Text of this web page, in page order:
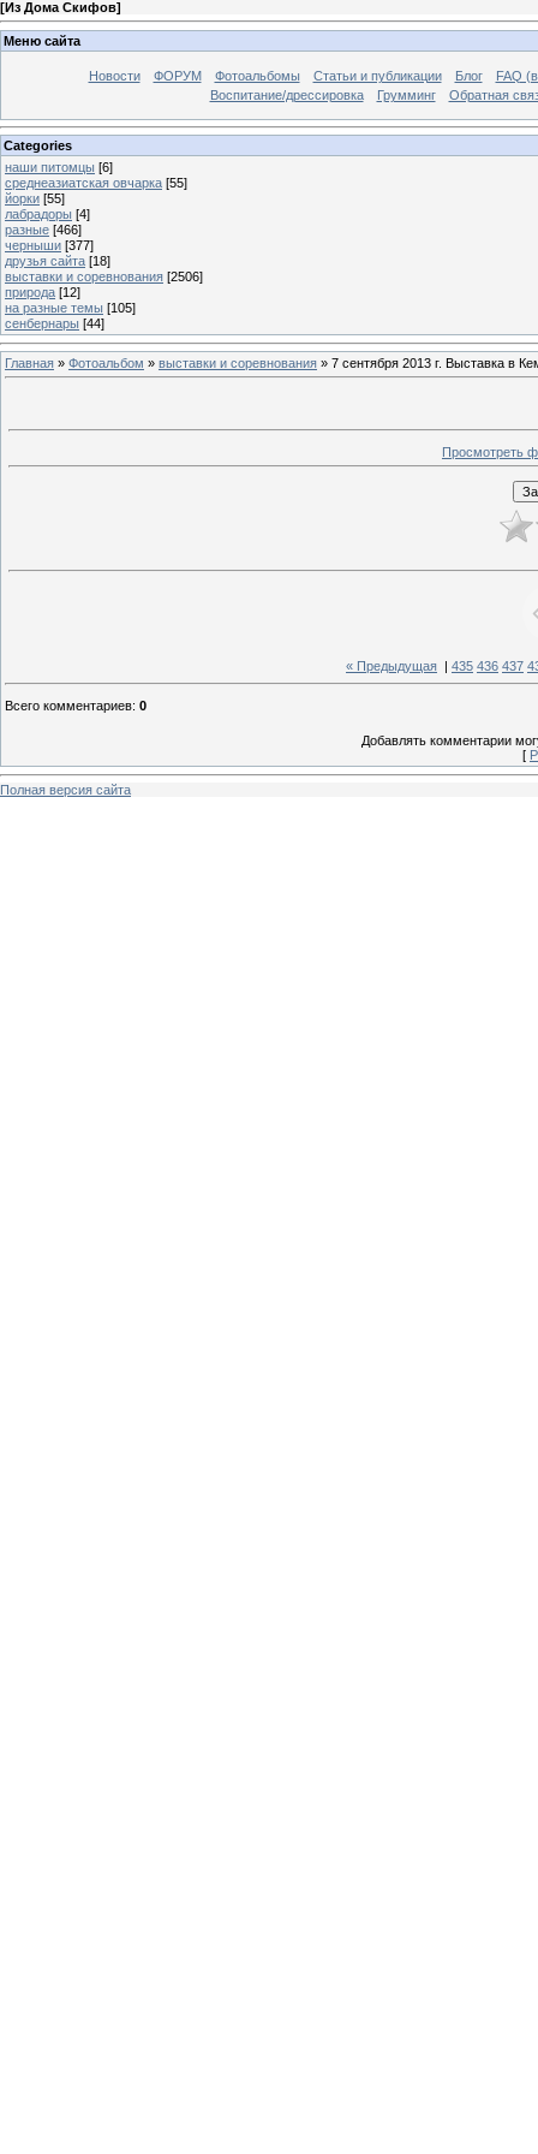
[Из Дома Скифов]
Меню сайта
Новости ФОРУМ Фотоальбомы Статьи и публикации Блог
FAQ
Воспитание/дрессировка
Грумминг Обратная
Categories
наши питомцы [6]
среднеазиатская овчарка [55]
йорки [55]
лабрадоры [4]
разные [466]
черныши [377]
друзья сайта [18]
выставки и соревнования [2506]
природа [12]
на разные темы [105]
сенбернары [44]
Главная » Фотоальбом » выставки и соревнования » 7 сентября 2013 г. Выставка в
Просмотреть
« Предыдущая | 435 436 437
Всего комментариев: 0
Добавлять комментарии
[
Полная версия сайта